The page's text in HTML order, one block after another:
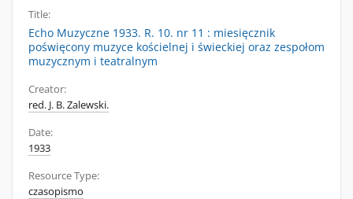
Title:
Echo Muzyczne 1933. R. 10. nr 11 : miesięcznik
poświęcony muzyce kościelnej i świeckiej oraz zespołom
muzycznym i teatralnym
Creator:
red. J. B. Zalewski.
Date:
1933
Resource Type:
czasopismo